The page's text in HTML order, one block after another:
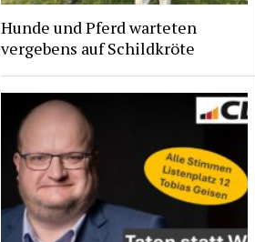
Hunde und Pferd warteten
vergebens auf Schildkröte